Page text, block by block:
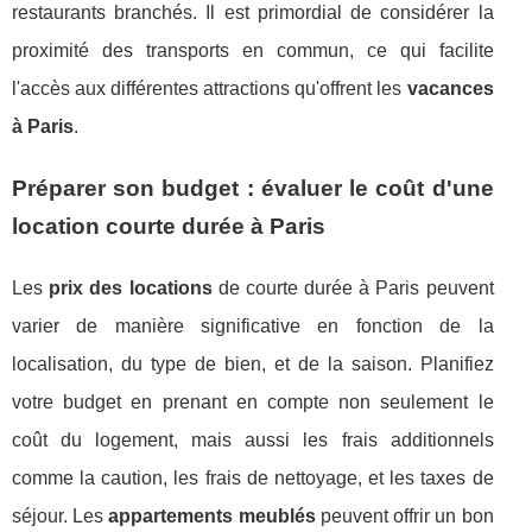
restaurants branchés. Il est primordial de considérer la
proximité des transports en commun, ce qui facilite
l'accès aux différentes attractions qu'offrent les vacances
à Paris.
Préparer son budget : évaluer le coût d'une
location courte durée à Paris
Les prix des locationsde courte durée à Paris peuvent
varier de manière significative en fonction de la
localisation, du type de bien, et de la saison. Planifiez
votre budget en prenant en compte non seulement le
coût du logement, mais aussi les frais additionnels
comme la caution, les frais de nettoyage, et les taxes de
séjour. Lesappartements meubléspeuvent offrir un bon